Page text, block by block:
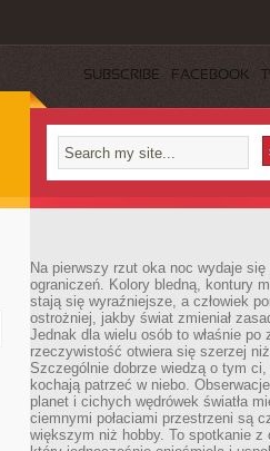
SUBSCRIBE FACEBOOK
Na pierwszy rzut oka noc wydaje się
ograniczeń. Kolory bledną, kontury
stają się wyraźniejsze, a człowiek
ostrożniej, jakby świat zmieniał
Jednak dla wielu osób to właśnie po
rzeczywistość otwiera się szerzej
Szczególnie dobrze wiedzą o tym
kochają patrzeć w niebo.
planet i cichych wędrówek światła
ciemnymi połaciami przestrzeni są
większym niż hobby. To spotkanie z